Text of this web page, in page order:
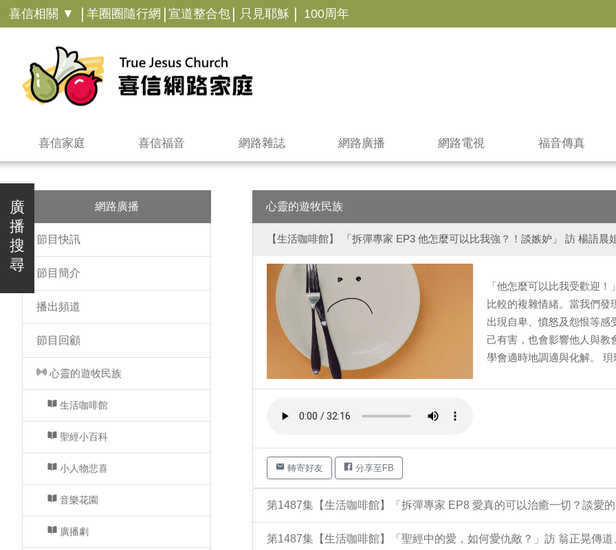
喜信相關 ▼ | 羊圈圈隨行網 | 宣道整合包 | 只見耶穌 | 100周年
喜信家庭 喜信福音 網路雜誌 網路廣播 網路電視 福音傳真
廣
播
搜
尋
網路廣播
節目快訊
節目簡介
播出頻道
節目回顧
心靈的遊牧民族
生活咖啡館
聖經小百科
小人物悲喜
音樂花園
廣播劇
心靈的遊牧民族
【生活咖啡館】 「拆彈專家 EP3 他怎麼可以比我強？！談嫉妒」 訪 楊語晨
「他怎麼可以比我受歡迎
比較的複雜情緒。當我們
出現自卑、憤怒及怨恨等感
己有害，也會影響他人與教
學會適時地調適與化解。 珼
轉寄好友 分享至FB
第1487集【生活咖啡館】「拆彈專家 EP8 愛真的可以治癒一切？談愛
第1487集【生活咖啡館】「聖經中的愛，如何愛仇敵？」訪 翁正晃傳